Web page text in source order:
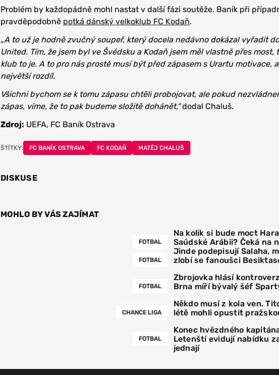
Problém by každopádně mohl nastat v další fázi soutěže. Baník při
pravděpodobně potká dánský velkoklub FC Kodaň.
„A to už je hodně zvučný soupeř, který docela nedávno dokázal vyřadit
United. Tím, že jsem byl ve Švédsku a Kodaň jsem měl vlastně přes most,
klub to je. A to pro nás prostě musí být před zápasem s Urartu motivace,
největší rozdíl.
Všichni bychom se k tomu zápasu chtěli probojovat, ale pokud
zápas, víme, že to pak budeme složitě dohánět,“dodal Chaluš.
Zdroj: UEFA, FC Baník Ostrava
ŠTÍTKY: FC BANÍK OSTRAVA FC KODAŇ MATĚJ CHALUŠ
DISKUSE
MOHLO BY VÁS ZAJÍMAT
FOTBAL
Na kolik si bude moct
Saúdské Arábii? Čeká na
FOTBAL
Jinde podepisují Salaha,
zlobí se fanoušci
FOTBAL
Zbrojovka hlásí
Brna míří bývalý šéf
CHANCE LIGA
Někdo musí z kola ven.
létě mohli opustit
FOTBAL
Konec hvězdného
Letenští evidují nabídku
jednají